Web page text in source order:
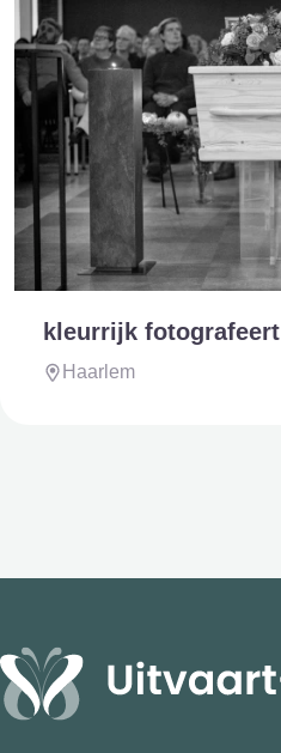
kleurrijk fotografeert
Haarlem